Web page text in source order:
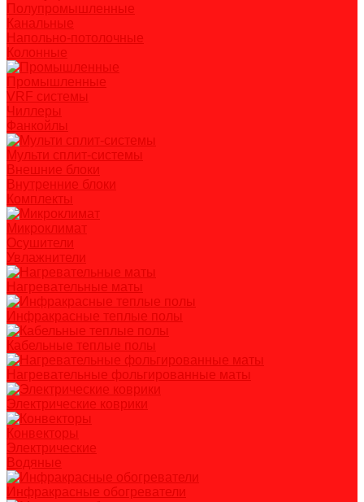
Полупромышленные
Канальные
Напольно-потолочные
Колонные
Промышленные
VRF системы
Чиллеры
Фанкойлы
Мульти сплит-системы
Внешние блоки
Внутренние блоки
Комплекты
Микроклимат
Осушители
Увлажнители
Нагревательные маты
Инфракрасные теплые полы
Кабельные теплые полы
Нагревательные фольгированные маты
Электрические коврики
Конвекторы
Электрические
Водяные
Инфракрасные обогреватели